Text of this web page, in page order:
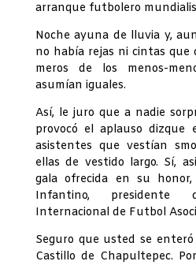
arranque futbolero
Noche ayuna de lluvia y,
no había rejas ni cintas que
meros de los menos-
asumían iguales.
Así, le juro que a nadie
provocó el aplauso dizque
asistentes que vestían
ellas de vestido largo. Sí,
gala ofrecida en su
Infantino, presidente
Internacional de Futbol
Seguro que usted se
Castillo de Chapultepec.